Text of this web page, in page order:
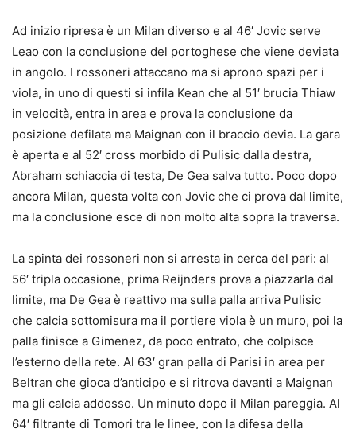
Ad inizio ripresa è un Milan diverso e al 46′ Jovic serve
Leao con la conclusione del portoghese che viene deviata
in angolo. I rossoneri attaccano ma si aprono spazi per i
viola, in uno di questi si infila Kean che al 51′ brucia Thiaw
in velocità, entra in area e prova la conclusione da
posizione defilata ma Maignan con il braccio devia. La gara
è aperta e al 52′ cross morbido di Pulisic dalla destra,
Abraham schiaccia di testa, De Gea salva tutto. Poco dopo
ancora Milan, questa volta con Jovic che ci prova dal limite,
ma la conclusione esce di non molto alta sopra la traversa.
La spinta dei rossoneri non si arresta in cerca del pari: al
56′ tripla occasione, prima Reijnders prova a piazzarla dal
limite, ma De Gea è reattivo ma sulla palla arriva Pulisic
che calcia sottomisura ma il portiere viola è un muro, poi la
palla finisce a Gimenez, da poco entrato, che colpisce
l’esterno della rete. Al 63′ gran palla di Parisi in area per
Beltran che gioca d’anticipo e si ritrova davanti a Maignan
ma gli calcia addosso. Un minuto dopo il Milan pareggia. Al
64′ filtrante di Tomori tra le linee, con la difesa della